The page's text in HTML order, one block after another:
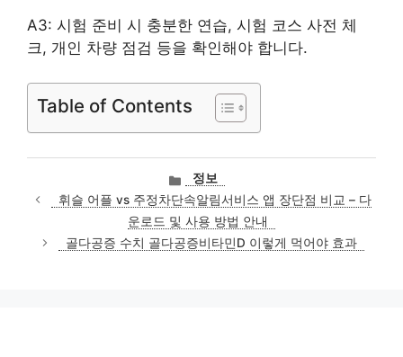
A3: 시험 준비 시 충분한 연습, 시험 코스 사전 체
크, 개인 차량 점검 등을 확인해야 합니다.
Table of Contents
카
테
고
리
정보
휘슬 어플 vs 주정차단속알림서비스 앱 장단점 비교 – 다
운로드 및 사용 방법 안내
골다공증 수치 골다공증비타민D 이렇게 먹어야 효과